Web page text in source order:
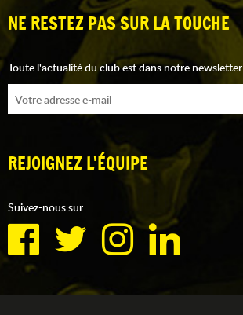
NE RESTEZ PAS SUR LA TOUCHE
Toute l'actualité du club est dans notre newsletter
REJOIGNEZ L'ÉQUIPE
Suivez-nous sur :